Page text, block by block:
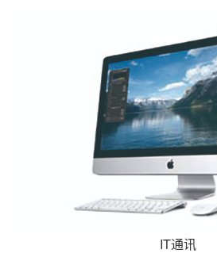
IT通讯